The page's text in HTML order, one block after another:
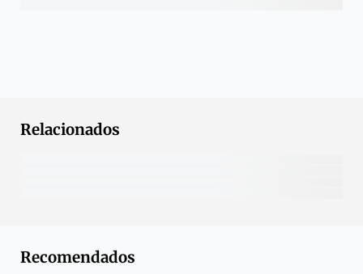
Relacionados
Recomendados